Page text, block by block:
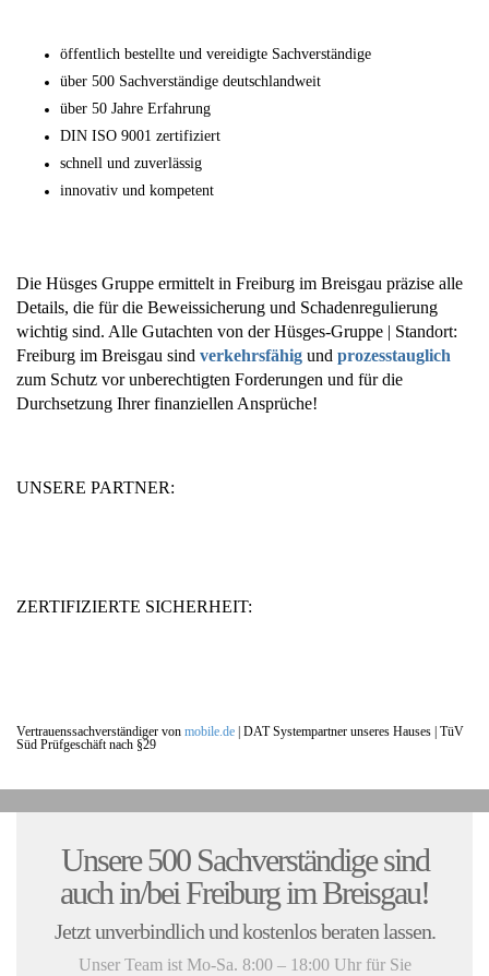
öffentlich bestellte und vereidigte Sachverständige
über 500 Sachverständige deutschlandweit
über 50 Jahre Erfahrung
DIN ISO 9001 zertifiziert
schnell und zuverlässig
innovativ und kompetent
Die Hüsges Gruppe ermittelt in Freiburg im Breisgau präzise alle
Details, die für die Beweissicherung und Schadenregulierung
wichtig sind. Alle Gutachten von der Hüsges-Gruppe | Standort:
Freiburg im Breisgau sind verkehrsfähig und prozesstauglich
zum Schutz vor unberechtigten Forderungen und für die
Durchsetzung Ihrer finanziellen Ansprüche!
UNSERE PARTNER:
ZERTIFIZIERTE SICHERHEIT:
Vertrauenssachverständiger von mobile.de DAT Systempartner unseres Hauses | TüV
Süd Prüfgeschäft nach §29
Unsere 500 Sachverständige sind
auch in/bei Freiburg im Breisgau!
Jetzt unverbindlich und kostenlos beraten lassen.
Unser Team ist Mo-Sa. 8:00 – 18:00 Uhr für Sie